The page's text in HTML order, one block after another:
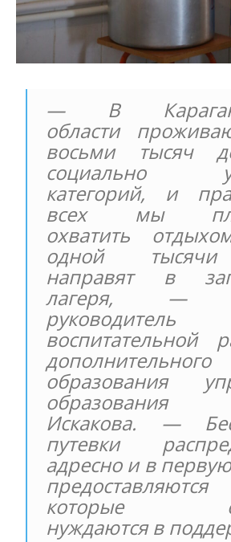
— В
области
восьми тысяч
социально
категорий, и
всех мы
охватить
одной
направят в
лагеря, —
руководитель
воспитательной
дополнительного
образования
образования
Искакова. —
путевки
адресно и в
которые
нуждаются в